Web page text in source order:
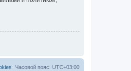
Часовой пояс: UTC+03:00